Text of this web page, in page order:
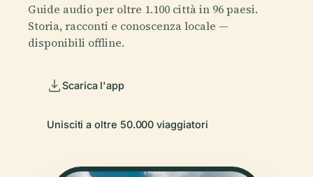
Guide audio per oltre 1.100 città in 96 paesi.
Storia, racconti e conoscenza locale —
disponibili offline.
Scarica l'app
Unisciti a oltre 50.000 viaggiatori